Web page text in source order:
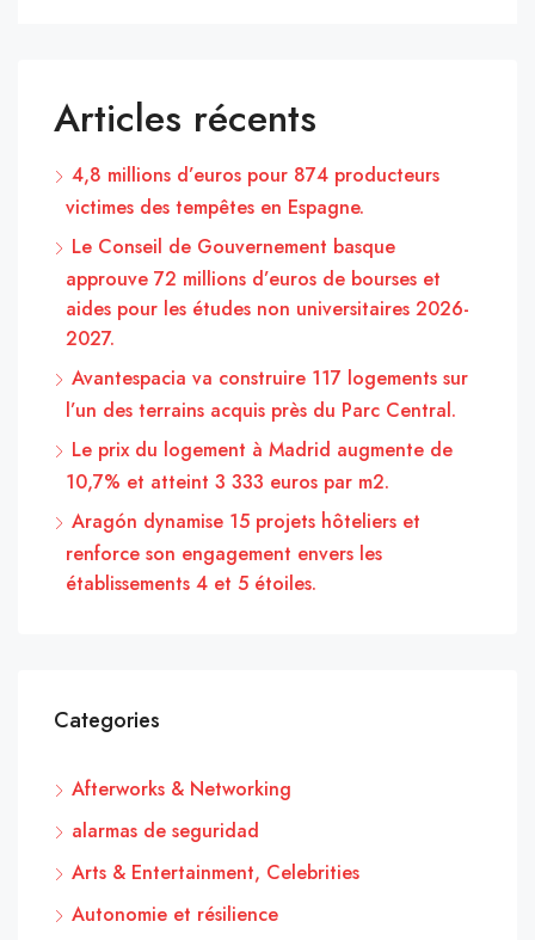
Articles récents
4,8 millions d’euros pour 874 producteurs
victimes des tempêtes en Espagne.
Le Conseil de Gouvernement basque
approuve 72 millions d’euros de bourses et
aides pour les études non universitaires 2026-
2027.
Avantespacia va construire 117 logements sur
l’un des terrains acquis près du Parc Central.
Le prix du logement à Madrid augmente de
10,7% et atteint 3 333 euros par m2.
Aragón dynamise 15 projets hôteliers et
renforce son engagement envers les
établissements 4 et 5 étoiles.
Categories
Afterworks & Networking
alarmas de seguridad
Arts & Entertainment, Celebrities
Autonomie et résilience